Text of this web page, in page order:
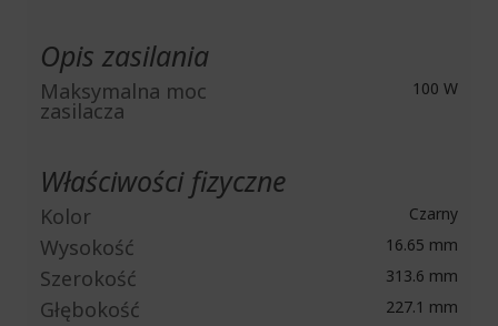
Opis zasilania
Maksymalna moc
zasilacza
100 W
Właściwości fizyczne
Kolor Czarny
Wysokość 16.65 mm
Szerokość 313.6 mm
Głębokość 227.1 mm